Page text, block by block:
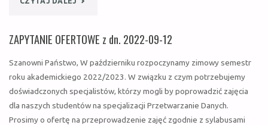
2022-
12-
ZAPYTANIE OFERTOWE z dn. 2022-09-12
Szanowni Państwo, W październiku rozpoczynamy zimowy semestr
roku akademickiego 2022/2023. W związku z czym potrzebujemy
doświadczonych specjalistów, którzy mogli by poprowadzić zajęcia
dla naszych studentów na specjalizacji Przetwarzanie Danych.
Prosimy o ofertę na przeprowadzenie zajęć zgodnie z sylabusami